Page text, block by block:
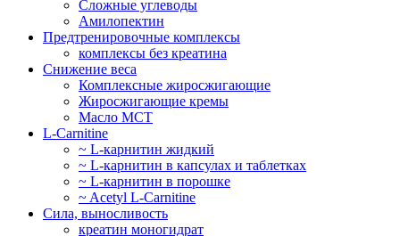
Сложные углеводы
Амилопектин
Предтренировочные комплексы
комплексы без креатина
Снижение веса
Комплексные жиросжигающие
Жиросжигающие кремы
Масло МСТ
L-Carnitine
~ L-карнитин жидкий
~ L-карнитин в капсулах и таблетках
~ L-карнитин в порошке
~ Acetyl L-Carnitine
Сила, выносливость
креатин моногидрат